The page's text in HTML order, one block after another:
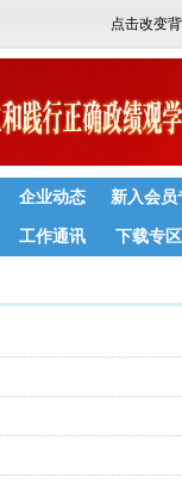
点击改变背
企业动态 新入会员
工作通讯 下载专